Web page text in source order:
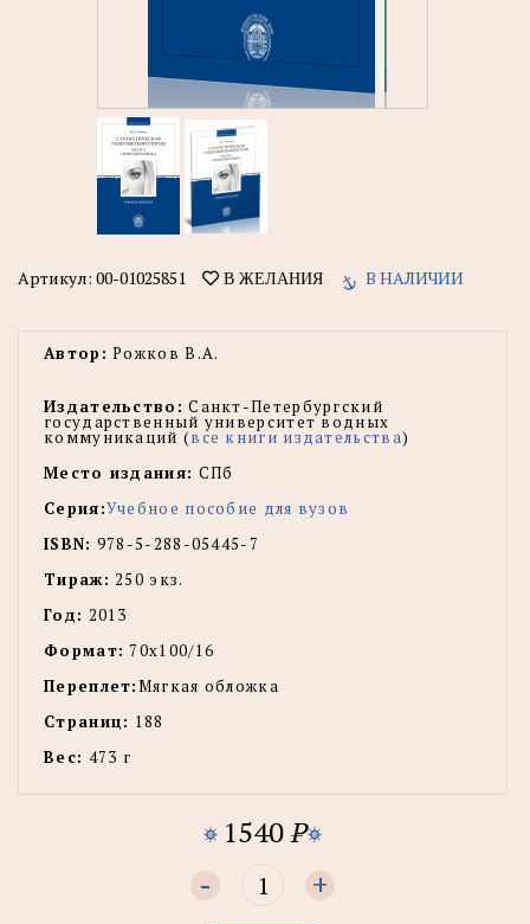
Артикул: 00-01025851 В ЖЕЛАНИЯ В НАЛИЧИИ
Автор: Рожков В.А.
Издательство: Санкт-Петербургский
государственный университет водных
коммуникаций (все книги издательства)
Место издания: СПб
Серия:Учебное пособие для вузов
ISBN: 978-5-288-05445-7
Тираж: 250 экз.
Год: 2013
Формат: 70х100/16
Переплет:Мягкая обложка
Страниц: 188
Вес: 473 г
1540P
- +